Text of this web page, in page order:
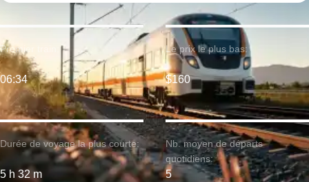
Durée de voyage la plus courte:
5 h 32 m
Premier train:
06:34
Le prix le plus bas:
$160
Nb. moyen de départs
quotidiens:
5